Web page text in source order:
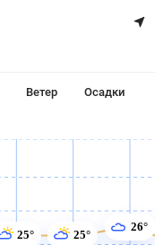
Ветер Осадки
25°
25° 26°